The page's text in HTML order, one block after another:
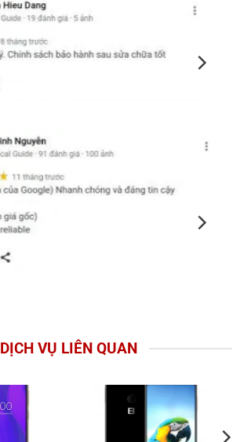
DỊCH VỤ LIÊN QUAN